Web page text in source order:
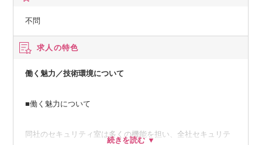
不問
求人の特色
働く魅力／技術環境について
■働く魅力について
同社のセキュリティ室は多くの機能を担い、全社セキュリテ